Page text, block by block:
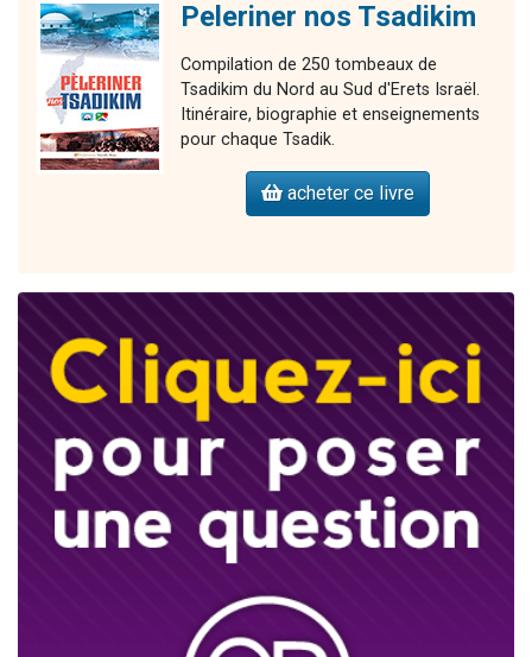
Peleriner nos Tsadikim
Compilation de 250 tombeaux de
Tsadikim du Nord au Sud d'Erets Israël.
Itinéraire, biographie et enseignements
pour chaque Tsadik.
acheter ce livre